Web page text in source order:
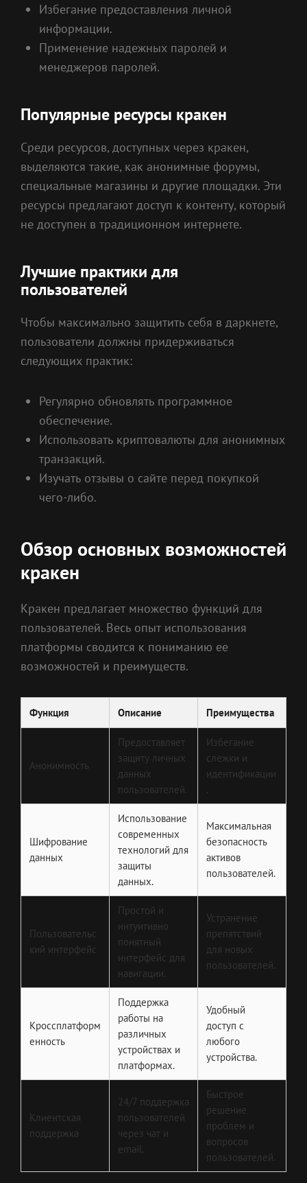
Избегание предоставления личной
информации.
Применение надежных паролей и
менеджеров паролей.
Популярные ресурсы кракен
Среди ресурсов, доступных через кракен,
выделяются такие, как анонимные форумы,
специальные магазины и другие площадки. Эти
ресурсы предлагают доступ к контенту, который
не доступен в традиционном интернете.
Лучшие практики для
пользователей
Чтобы максимально защитить себя в даркнете,
пользователи должны придерживаться
следующих практик:
Регулярно обновлять программное
обеспечение.
Использовать криптовалюты для анонимных
транзакций.
Изучать отзывы о сайте перед покупкой
чего-либо.
Обзор основных возможностей
кракен
Кракен предлагает множество функций для
пользователей. Весь опыт использования
платформы сводится к пониманию ее
возможностей и преимуществ.
Функция Описание Преимущества
Анонимность
Предоставляет
защиту личных
данных
пользователей.
Избегание
слежки и
идентификации
.
Шифрование
данных
Использование
современных
технологий для
защиты
данных.
Максимальная
безопасность
активов
пользователей.
Пользовательс
кий интерфейс
Простой и
интуитивно
понятный
интерфейс для
навигации.
Устранение
препятствий
для новых
пользователей.
Кроссплатформ
енность
Поддержка
работы на
различных
устройствах и
платформах.
Удобный
доступ с
любого
устройства.
Клиентская
поддержка
24/7 поддержка
пользователей
через чат и
email.
Быстрое
решение
проблем и
вопросов
пользователей.